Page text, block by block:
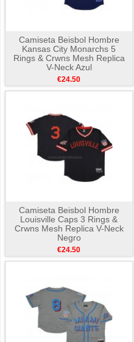
Camiseta Beisbol Hombre
Kansas City Monarchs 5
Rings & Crwns Mesh Replica
V-Neck Azul
€24.50
Camiseta Beisbol Hombre
Louisville Caps 3 Rings &
Crwns Mesh Replica V-Neck
Negro
€24.50